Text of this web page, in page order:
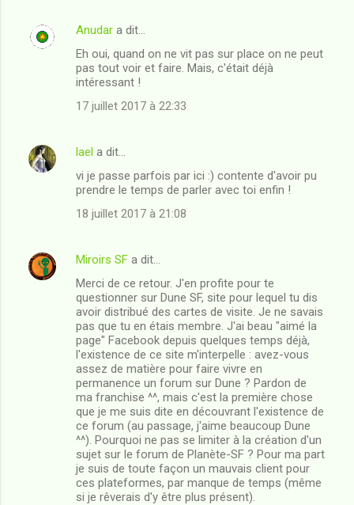
a
Anudar a dit…
Eh oui, quand on ne vit pas sur place on ne peut
pas tout voir et faire. Mais, c'était déjà
intéressant !
17 juillet 2017 à 22:33
lael a dit…
vi je passe parfois par ici :) contente d'avoir pu
prendre le temps de parler avec toi enfin !
18 juillet 2017 à 21:08
Miroirs SF a dit…
Merci de ce retour. J'en profite pour te
questionner sur Dune SF, site pour lequel tu dis
avoir distribué des cartes de visite. Je ne savais
pas que tu en étais membre. J'ai beau "aimé la
page" Facebook depuis quelques temps déjà,
l'existence de ce site m'interpelle : avez-vous
assez de matière pour faire vivre en
permanence un forum sur Dune ? Pardon de
ma franchise ^^, mais c'est la première chose
que je me suis dite en découvrant l'existence de
ce forum (au passage, j'aime beaucoup Dune
^^). Pourquoi ne pas se limiter à la création d'un
sujet sur le forum de Planète-SF ? Pour ma part
je suis de toute façon un mauvais client pour
ces plateformes, par manque de temps (même
si je rêverais d'y être plus présent).